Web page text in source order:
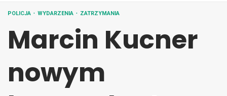
POLICJA WYDARZENIA ZATRZYMANIA
Marcin Kucner
nowym